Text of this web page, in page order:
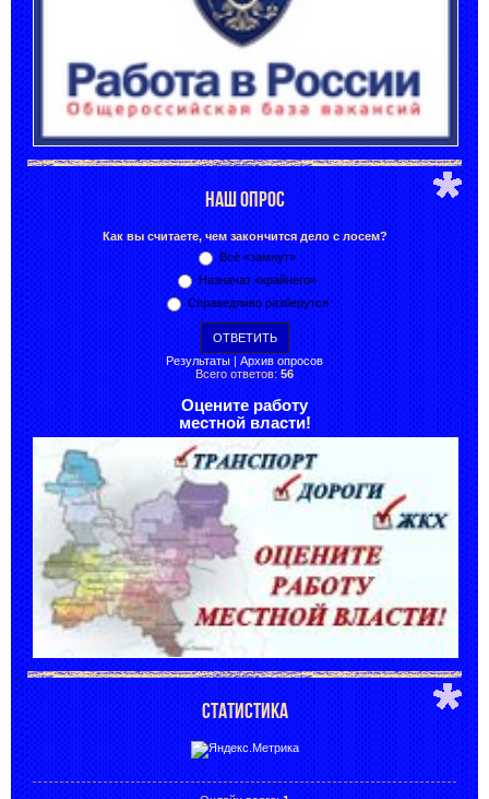
НАШ ОПРОС
Как вы считаете, чем закончится дело с лосем?
Всё «замнут»
Назначат «крайнего»
Справедливо разберутся
Результаты | Архив опросов
Всего ответов: 56
Оцените работу
местной власти!
СТАТИСТИКА